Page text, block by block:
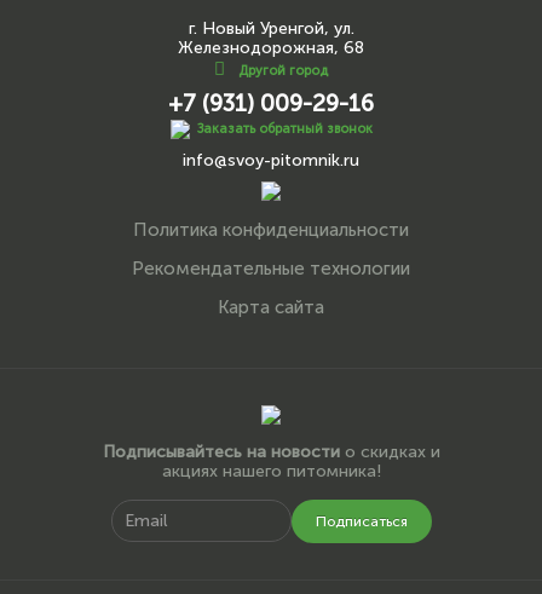
г. Новый Уренгой, ул.
Железнодорожная, 68
Другой город
+7 (931) 009-29-16
Заказать обратный звонок
info@svoy-pitomnik.ru
Политика конфиденциальности
Рекомендательные технологии
Карта сайта
Подписывайтесь на новостио скидках и
акциях нашего питомника!
Подписаться